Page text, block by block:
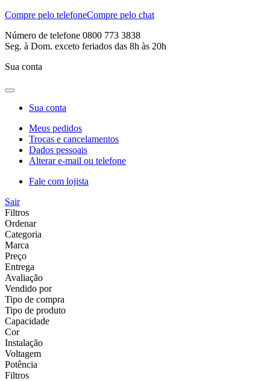
Compre pelo telefoneCompre pelo chat
Número de telefone 0800 773 3838
Seg. à Dom. exceto feriados das 8h às 20h
Sua conta
Sua conta
Meus pedidos
Trocas e cancelamentos
Dados pessoais
Alterar e-mail ou telefone
Fale com lojista
Sair
Filtros
Ordenar
Categoria
Marca
Preço
Entrega
Avaliação
Vendido por
Tipo de compra
Tipo de produto
Capacidade
Cor
Instalação
Voltagem
Potência
Filtros